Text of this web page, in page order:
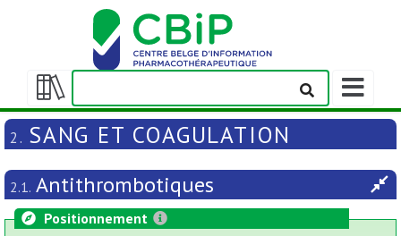
Afficher/masquer
la
table
matières
Afficher/
la
barre
navigation
2. SANG ET COAGULATION
2.1. Antithrombotiques
Positionnement